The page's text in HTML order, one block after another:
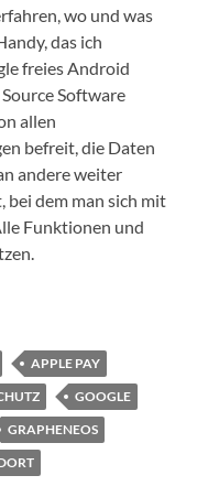
wo und was
das ich
freies Android
Software
allen
befreit, die Daten
andere weiter
bei dem man sich mit
Funktionen und
APPLE PAY
GOOGLE
GRAPHENEOS